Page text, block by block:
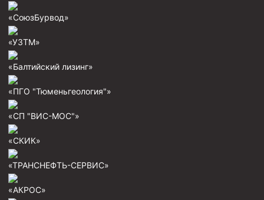
Центраторы колонные
Герметизаторы устьевые
Башмаки колонные
Инструмент для бурения и КРС (ловильный, аварийный)
Перья гидромониторные
Пауки гидравлические
Пауки механические
«СоюзБурвод»
«УЗТМ»
«Балтийский лизинг»
«ПГО "Тюменьгеология"»
«СП "ВИС-МОС"»
«СКИК»
«ТРАНСНЕФТЬ-СЕРВИС»
«АКРОС»